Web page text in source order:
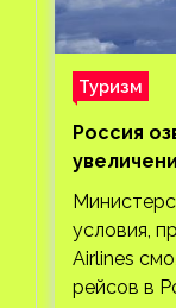
Туризм
Россия
Airlines
условия,
Airlines
рейсов в